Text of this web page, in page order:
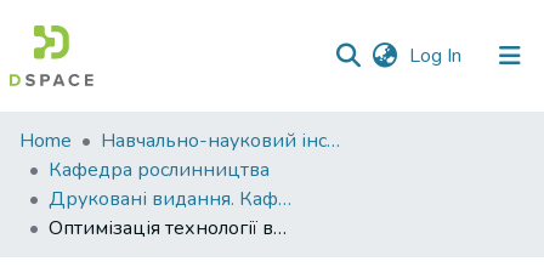
Log In (current)
Communities
&
Collections
Home
Навчально-науковий інститут агротехнологій, селекції та екології
Кафедра рослинництва
Друковані видання. Кафедра рослинництва
Оптимізація технології вирощування насіння цукрових буряків гібриду Хорол